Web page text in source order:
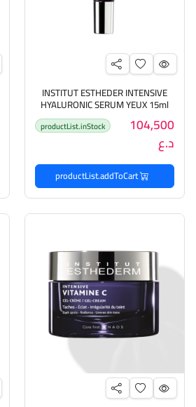
INSTITUT ESTHEDER INTENSIVE
HYALURONIC SERUM YEUX 15ml
سيروم الهايلرونك أسد المرطب للعين
104,500
د.ع
productList.inStock
productList.addToCart